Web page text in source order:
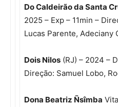
Do Caldeirão da Santa
2025 – Exp – 11min –
Lucas Parente, Adeciany
Dois Nilos (RJ) – 2024 –
Direção: Samuel Lobo,
Dona Beatriz Ñsîmba